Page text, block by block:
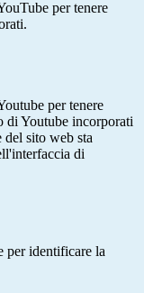
per tenere
per tenere
di Youtube incorporati
del sito web sta
di
per identificare la